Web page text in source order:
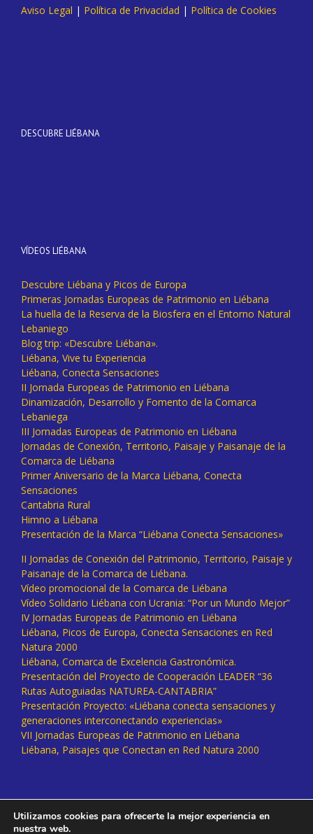
Aviso Legal | Política de Privacidad | Política de Cookies
DESCUBRE LIÉBANA
VÍDEOS LIÉBANA
Descubre Liébana y Picos de Europa
Primeras Jornadas Europeas de Patrimonio en Liébana
La huella de la Reserva de la Biosfera en el Entorno Natural
Lebaniego
Blog trip: «Descubre Liébana».
Liébana, Vive tu Experiencia
Liébana, Conecta Sensaciones
II Jornada Europeas de Patrimonio en Liébana
Dinamización, Desarrollo y Fomento de la Comarca
Lebaniega
III Jornadas Europeas de Patrimonio en Liébana
Jornadas de Conexión, Territorio, Paisaje y Paisanaje de la
Comarca de Liébana
Primer Aniversario de la Marca Liébana, Conecta
Sensaciones
Cantabria Rural
Himno a Liébana
Presentación de la Marca “Liébana Conecta Sensaciones»
II Jornadas de Conexión del Patrimonio, Territorio, Paisaje y
Paisanaje de la Comarca de Liébana.
Vídeo promocional de la Comarca de Liébana
Vídeo Solidario Liébana con Ucrania: “Por un Mundo Mejor”
IV Jornadas Europeas de Patrimonio en Liébana
Liébana, Picos de Europa, Conecta Sensaciones en Red
Natura 2000
Liébana, Comarca de Excelencia Gastronómica.
Presentación del Proyecto de Cooperación LEADER “36
Rutas Autoguiadas NATUREA-CANTABRIA”
Presentación Proyecto: «Liébana conecta sensaciones y
generaciones interconectando experiencias»
VII Jornadas Europeas de Patrimonio en Liébana
Liébana, Paisajes que Conectan en Red Natura 2000
Utilizamos cookies para ofrecerte la mejor experiencia en
nuestra web.